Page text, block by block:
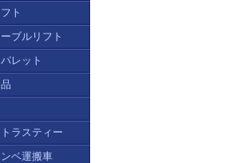
ト
ブルリフト
レット
ラスティー
ベ運搬車